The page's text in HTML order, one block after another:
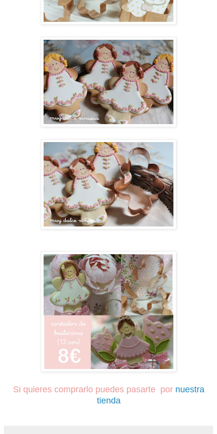
Si quieres comprarlo puedes pasarte por nuestra
tienda